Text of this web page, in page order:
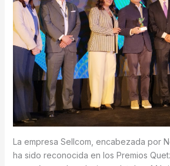
La empresa Sellcom, encabezada por
ha sido reconocida en los Premios